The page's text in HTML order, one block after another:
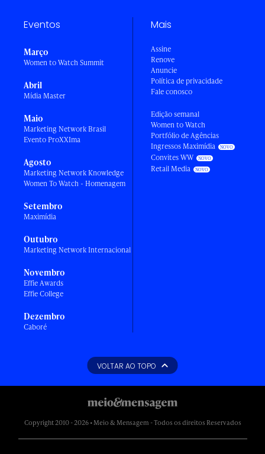
Eventos
Março
Women to Watch Summit
Abril
Mídia Master
Maio
Marketing Network Brasil
Evento ProXXIma
Agosto
Marketing Network Knowledge
Women To Watch - Homenagem
Setembro
Maximídia
Outubro
Marketing Network Internacional
Novembro
Effie Awards
Effie College
Dezembro
Caboré
Mais
Assine
Renove
Anuncie
Política de privacidade
Fale conosco
Edição semanal
Women to Watch
Portfólio de Agências
Ingressos Maximídia
Convites WW
Retail Media
VOLTAR AO TOPO
Copyright 2010 - 2026 • Meio & Mensagem - Todos os direitos Reservados